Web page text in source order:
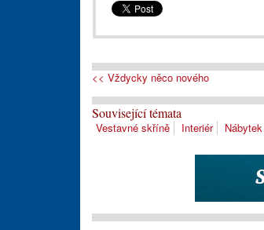
<< Vždycky něco nového
Související témata
Vestavné skříně Interiér Nábytek